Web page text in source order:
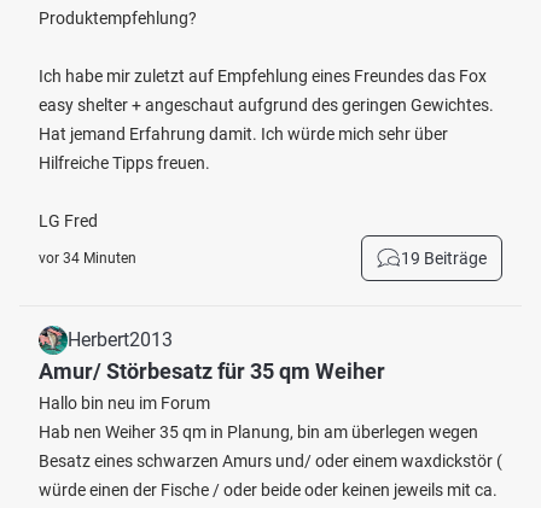
Produktempfehlung?
Ich habe mir zuletzt auf Empfehlung eines Freundes das Fox
easy shelter + angeschaut aufgrund des geringen Gewichtes.
Hat jemand Erfahrung damit. Ich würde mich sehr über
Hilfreiche Tipps freuen.
LG Fred
vor 34 Minuten 19 Beiträge
Herbert2013
Amur/ Störbesatz für 35 qm Weiher
Hallo bin neu im Forum
Hab nen Weiher 35 qm in Planung, bin am überlegen wegen
Besatz eines schwarzen Amurs und/ oder einem waxdickstör (
würde einen der Fische / oder beide oder keinen jeweils mit ca.